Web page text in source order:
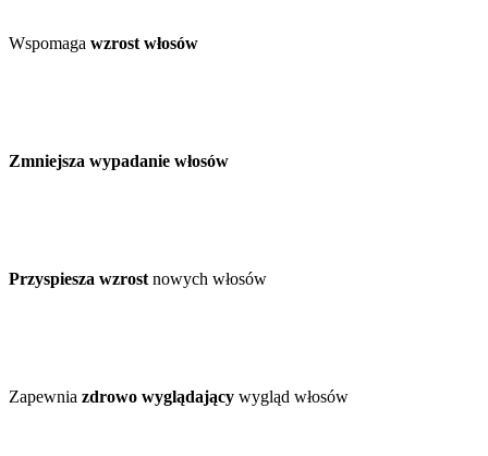
Wspomaga wzrost włosów
Zmniejsza wypadanie włosów
Przyspiesza wzrost nowych włosów
Zapewnia zdrowo wyglądający wygląd włosów